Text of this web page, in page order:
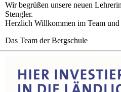
Wir begrüßen unsere neuen
Stengler.
Herzlich Willkommen im Team
Das Team der Bergschule